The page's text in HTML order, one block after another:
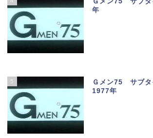
年
5
Ｇメン75 サブタ
1977年